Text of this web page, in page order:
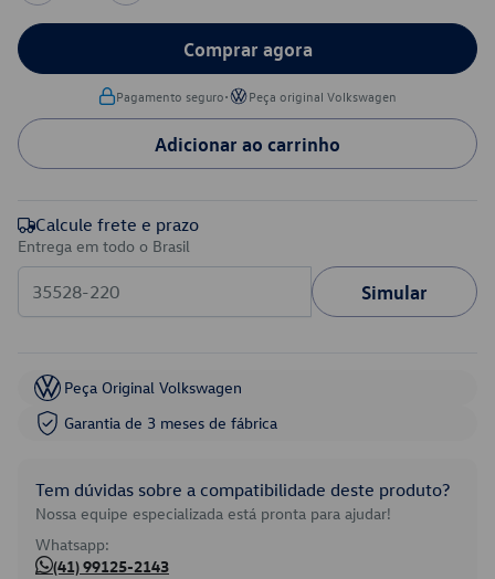
Comprar agora
Pagamento seguro• Peça original Volkswagen
Adicionar ao carrinho
Calcule frete e prazo
Entrega em todo o Brasil
Simular
Peça Original Volkswagen
Garantia de 3 meses de fábrica
Tem dúvidas sobre a compatibilidade deste produto?
Nossa equipe especializada está pronta para ajudar!
Whatsapp:
(41) 99125-2143